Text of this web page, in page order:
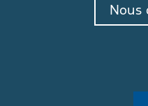
Nous